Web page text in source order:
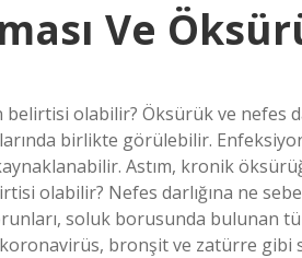
Ve
belirtisi olabilir? Öksürük ve nefes
birlikte görülebilir.
kaynaklanabilir. Astım, kronik
olabilir? Nefes darlığına ne
soluk borusunda bulunan
bronşit ve zatürre gibi